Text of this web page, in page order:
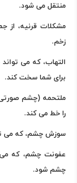
منتقل می شود.
مشکلات قرنیه، از
زخم.
التهاب، که می
برای شما سخت کند.
ملتحمه (چشم
را خط می کند.
سوزش چشم، که می
عفونت چشم، که می
چشم شود.